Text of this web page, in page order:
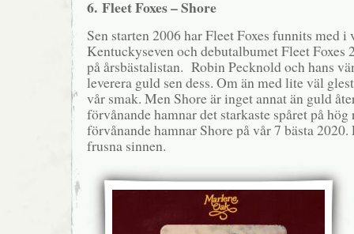
6. Fleet Foxes – Shore
Sen starten 2006 har Fleet Foxes funnits med i
Kentuckyseven och debutalbumet Fleet Foxes
på årsbästalistan. Robin Pecknold och hans
leverera guld sen dess. Om än med lite väl
vår smak. Men Shore är inget annat än guld
förvånande hamnar det starkaste spåret på
förvånande hamnar Shore på vår 7 bästa
frusna sinnen.